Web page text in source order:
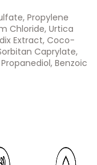
Propylene
Chloride, Urtica
Extract, Coco-
Caprylate,
Benzoic